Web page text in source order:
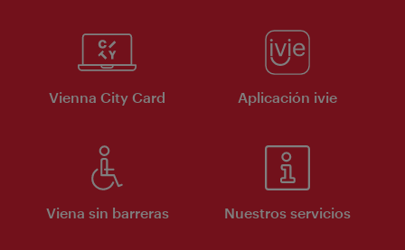
Vienna City Card Aplicación ivie
Viena sin barreras Nuestros servicios